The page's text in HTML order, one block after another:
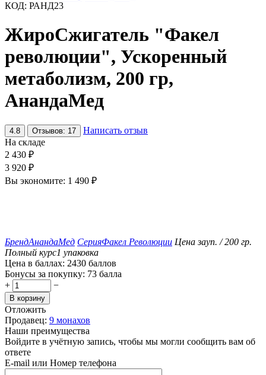
КОД: РАНД23
ЖироСжигатель "Факел
революции", Ускоренный
метаболизм, 200 гр,
АнандаМед
4.8 Отзывов: 17
Написать отзыв
На складе
2 430 ₽
3 920 ₽
Вы экономите: 1 490 ₽
БрендАнандаМед СерияФакел Революции Цена зауп. / 200 гр.
Полный курс1 упаковка
Цена в баллах: 2430 баллов
Бонусы за покупку: 73 балла
+
−
В корзину
Отложить
Продавец: 9 монахов
Наши преимущества
Войдите в учётную запись, чтобы мы могли сообщить вам об
ответе
E-mail или Номер телефона